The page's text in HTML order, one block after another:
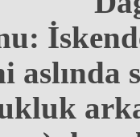
aslında